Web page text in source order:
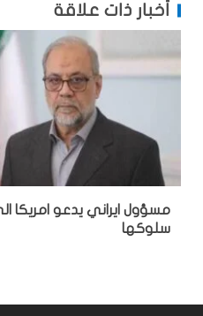
أخبار ذات علاقة
مسؤول ايراني يدعو امريكا
سلوكها